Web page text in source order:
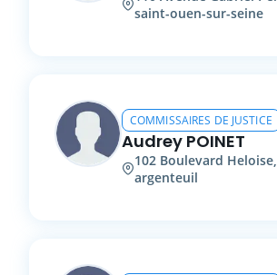
saint-ouen-sur-seine
COMMISSAIRES DE JUSTICE
Audrey POINET
102 Boulevard Heloise,
argenteuil